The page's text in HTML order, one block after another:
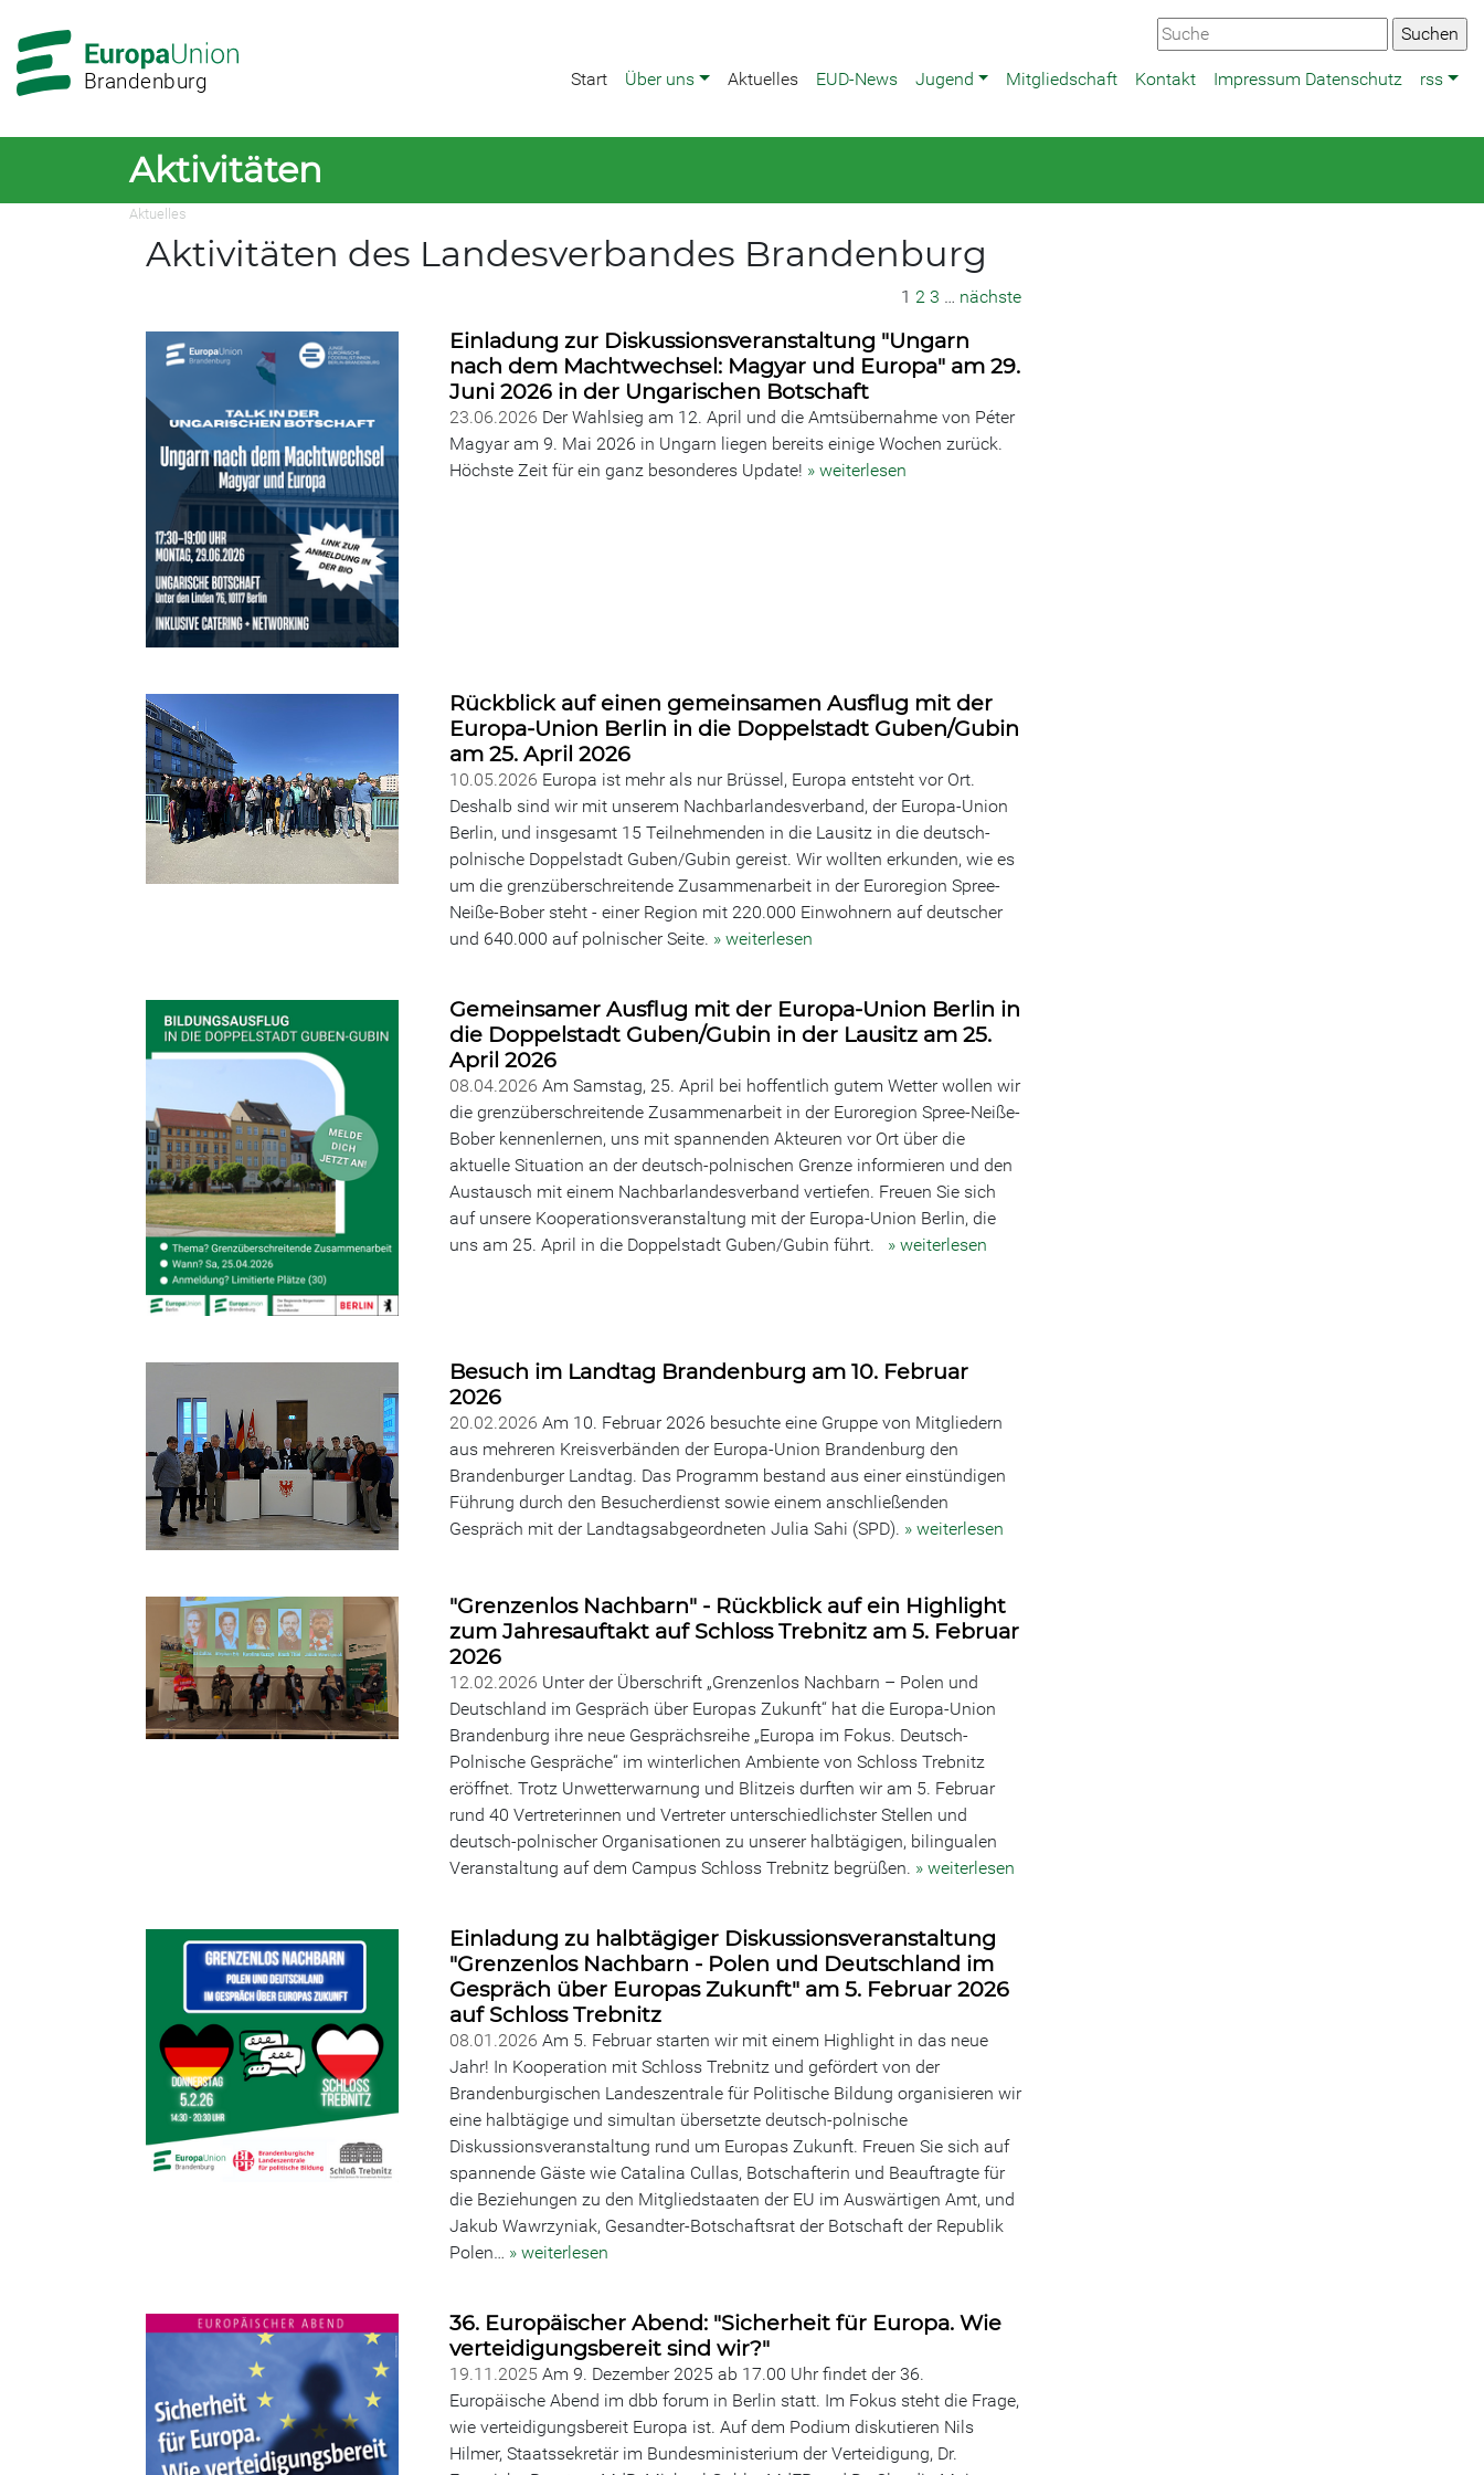
Hauptnavigation
Hauptbereich
Brandenburg Start Über uns Aktuelles EUD-News Jugend Mitgliedschaft Kontakt Impressum Datenschutz rss
Aktivitäten
Aktuelles
Aktivitäten des Landesverbandes Brandenburg
1 2 3 … nächste
Einladung zur Diskussionsveranstaltung "Ungarn
nach dem Machtwechsel: Magyar und Europa" am 29.
Juni 2026 in der Ungarischen Botschaft
23.06.2026 Der Wahlsieg am 12. April und die Amtsübernahme von Péter
Magyar am 9. Mai 2026 in Ungarn liegen bereits einige Wochen zurück.
Höchste Zeit für ein ganz besonderes Update! » weiterlesen
Rückblick auf einen gemeinsamen Ausflug mit der
Europa-Union Berlin in die Doppelstadt Guben/Gubin
am 25. April 2026
10.05.2026 Europa ist mehr als nur Brüssel, Europa entsteht vor Ort.
Deshalb sind wir mit unserem Nachbarlandesverband, der Europa-Union
Berlin, und insgesamt 15 Teilnehmenden in die Lausitz in die deutsch-
polnische Doppelstadt Guben/Gubin gereist. Wir wollten erkunden, wie es
um die grenzüberschreitende Zusammenarbeit in der Euroregion Spree-
Neiße-Bober steht - einer Region mit 220.000 Einwohnern auf deutscher
und 640.000 auf polnischer Seite. » weiterlesen
Gemeinsamer Ausflug mit der Europa-Union Berlin in
die Doppelstadt Guben/Gubin in der Lausitz am 25.
April 2026
08.04.2026 Am Samstag, 25. April bei hoffentlich gutem Wetter wollen wir
die grenzüberschreitende Zusammenarbeit in der Euroregion Spree-Neiße-
Bober kennenlernen, uns mit spannenden Akteuren vor Ort über die
aktuelle Situation an der deutsch-polnischen Grenze informieren und den
Austausch mit einem Nachbarlandesverband vertiefen. Freuen Sie sich
auf unsere Kooperationsveranstaltung mit der Europa-Union Berlin, die
uns am 25. April in die Doppelstadt Guben/Gubin führt. » weiterlesen
Besuch im Landtag Brandenburg am 10. Februar
2026
20.02.2026 Am 10. Februar 2026 besuchte eine Gruppe von Mitgliedern
aus mehreren Kreisverbänden der Europa-Union Brandenburg den
Brandenburger Landtag. Das Programm bestand aus einer einstündigen
Führung durch den Besucherdienst sowie einem anschließenden
Gespräch mit der Landtagsabgeordneten Julia Sahi (SPD). » weiterlesen
"Grenzenlos Nachbarn" - Rückblick auf ein Highlight
zum Jahresauftakt auf Schloss Trebnitz am 5. Februar
2026
12.02.2026 Unter der Überschrift „Grenzenlos Nachbarn – Polen und
Deutschland im Gespräch über Europas Zukunft“ hat die Europa-Union
Brandenburg ihre neue Gesprächsreihe „Europa im Fokus. Deutsch-
Polnische Gespräche“ im winterlichen Ambiente von Schloss Trebnitz
eröffnet. Trotz Unwetterwarnung und Blitzeis durften wir am 5. Februar
rund 40 Vertreterinnen und Vertreter unterschiedlichster Stellen und
deutsch-polnischer Organisationen zu unserer halbtägigen, bilingualen
Veranstaltung auf dem Campus Schloss Trebnitz begrüßen. » weiterlesen
Einladung zu halbtägiger Diskussionsveranstaltung
"Grenzenlos Nachbarn - Polen und Deutschland im
Gespräch über Europas Zukunft" am 5. Februar 2026
auf Schloss Trebnitz
08.01.2026 Am 5. Februar starten wir mit einem Highlight in das neue
Jahr! In Kooperation mit Schloss Trebnitz und gefördert von der
Brandenburgischen Landeszentrale für Politische Bildung organisieren wir
eine halbtägige und simultan übersetzte deutsch-polnische
Diskussionsveranstaltung rund um Europas Zukunft. Freuen Sie sich auf
spannende Gäste wie Catalina Cullas, Botschafterin und Beauftragte für
die Beziehungen zu den Mitgliedstaaten der EU im Auswärtigen Amt, und
Jakub Wawrzyniak, Gesandter-Botschaftsrat der Botschaft der Republik
Polen… » weiterlesen
36. Europäischer Abend: "Sicherheit für Europa. Wie
verteidigungsbereit sind wir?"
19.11.2025 Am 9. Dezember 2025 ab 17.00 Uhr findet der 36.
Europäische Abend im dbb forum in Berlin statt. Im Fokus steht die Frage,
wie verteidigungsbereit Europa ist. Auf dem Podium diskutieren Nils
Hilmer, Staatssekretär im Bundesministerium der Verteidigung, Dr.